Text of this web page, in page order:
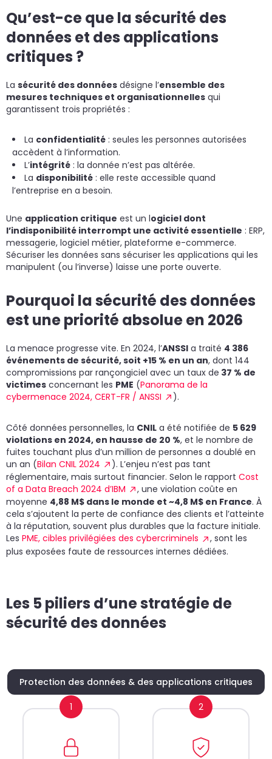
Qu’est-ce que la sécurité des
données et des applications
critiques ?
La sécurité des données désigne l’ensemble des
mesures techniques et organisationnelles qui
garantissent trois propriétés :
La confidentialité : seules les personnes autorisées
accèdent à l’information.
L’intégrité : la donnée n’est pas altérée.
La disponibilité : elle reste accessible quand
l’entreprise en a besoin.
Une application critique est un logiciel dont
l’indisponibilité interrompt une activité essentielle : ERP,
messagerie, logiciel métier, plateforme e-commerce.
Sécuriser les données sans sécuriser les applications qui les
manipulent (ou l’inverse) laisse une porte ouverte.
Pourquoi la sécurité des données
est une priorité absolue en 2026
La menace progresse vite. En 2024, l’ANSSI a traité 4 386
événements de sécurité, soit +15 % en un an, dont 144
compromissions par rançongiciel avec un taux de 37 % de
victimes concernant les PME (Panorama de la
cybermenace 2024, CERT-FR / ANSSI
).
Côté données personnelles, la CNIL a été notifiée de 5 629
violations en 2024, en hausse de 20 %, et le nombre de
fuites touchant plus d’un million de personnes a doublé en
un an (Bilan CNIL 2024
). L’enjeu n’est pas tant
réglementaire, mais surtout financier. Selon le rapport Cost
of a Data Breach 2024 d’IBM
, une violation coûte en
moyenne 4,88 M$ dans le monde et ~4,8 M$ en France. À
cela s’ajoutent la perte de confiance des clients et l’atteinte
à la réputation, souvent plus durables que la facture initiale.
Les PME, cibles privilégiées des cybercriminels
, sont les
plus exposées faute de ressources internes dédiées.
Les 5 piliers d’une stratégie de
sécurité des données
Protection des données & des applications critiques
1 2